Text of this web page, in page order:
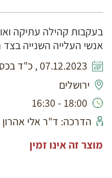
בעקבות קהילה עתיקה
אנשי העלייה השנייה בצד
07.12.2023 , כ"ד בכסלו תשפד
ירושלים
18:00 - 16:30
הדרכה: ד"ר אלי אהרון
מוצר זה אינו זמין